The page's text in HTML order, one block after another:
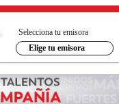
Selecciona tu emisora
Elige tu emisora